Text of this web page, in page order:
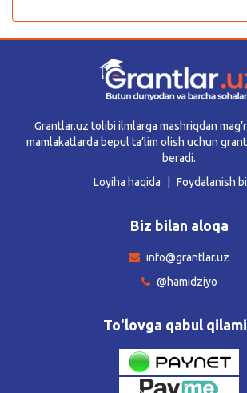
Grantlar.uz tolibi ilmlarga mashriqdan
mamlakatlarda bepul ta’lim olish uchun
beradi.
Loyiha haqida
Foydalanish
Biz bilan aloqa
info@grantlar.uz
@hamidziyo
To'lovga qabul